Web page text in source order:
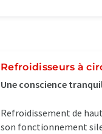
Refroidisseurs à
Une conscience
Refroidissement de
son fonctionnement